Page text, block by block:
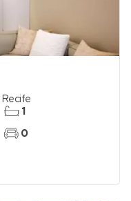
Recife
1
0